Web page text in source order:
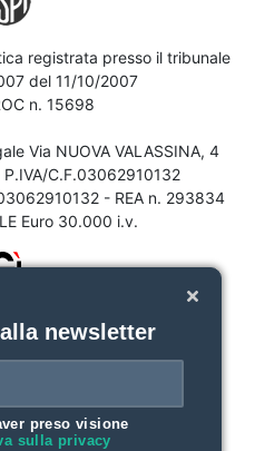
registrata presso il tribunale
del 11/10/2007
n. 15698
Via NUOVA VALASSINA, 4
C.F.03062910132
- REA n. 293834
Euro 30.000 i.v.
newsletter
preso visione
sulla privacy